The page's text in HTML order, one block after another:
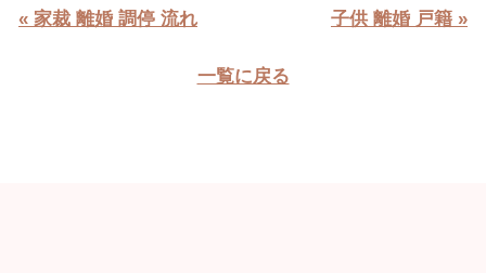
« 家裁 離婚 調停 流れ 子供 離婚 戸籍 »
一覧に戻る